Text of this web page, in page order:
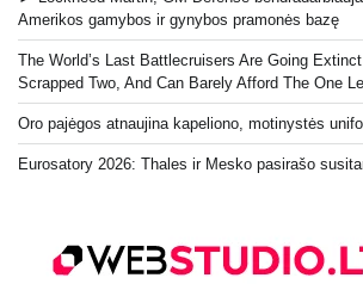
Amerikos gamybos ir gynybos pramonės bazę
The World’s Last Battlecruisers Are Going
Scrapped Two, And Can Barely Afford The One
Oro pajėgos atnaujina kapeliono, motinystės
Eurosatory 2026: Thales ir Mesko pasirašo